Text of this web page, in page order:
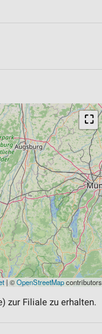
⛶
| ©OpenStreetMapcontributors
zur Filiale zu erhalten.